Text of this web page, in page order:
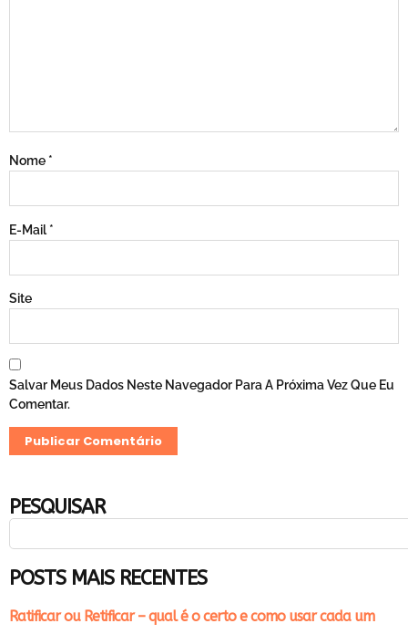
Nome *
E-Mail *
Site
Salvar Meus Dados Neste Navegador Para A Próxima Vez Que Eu
Comentar.
PESQUISAR
POSTS MAIS RECENTES
Ratificar ou Retificar – qual é o certo e como usar cada um